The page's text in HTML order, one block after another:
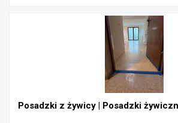
Posadzki z żywicy | Posadzki